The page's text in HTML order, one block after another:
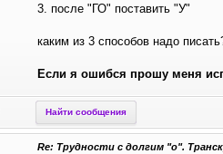
3. после "ГО" поставить "У"
каким из 3 способов надо
Если я ошибся прошу меня
Найти сообщения
Re: Трудности с долгим "о".